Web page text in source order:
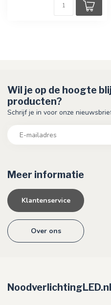
Meer informatie
Klantenservice
Over ons
Wil je op de hoogte
producten?
Schrijf je in voor onze
NoodverlichtingLED.nl